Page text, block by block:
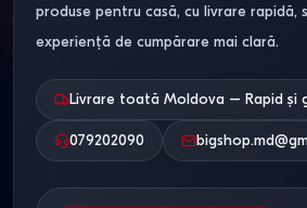
produse pentru casă, cu livrare rapidă,
experiență de cumpărare mai clară.
Livrare toată Moldova – Rapid și
079202090